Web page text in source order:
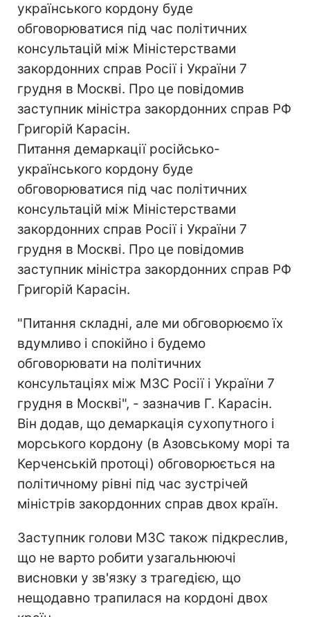
українського кордону буде
обговорюватися під час політичних
консультацій між Міністерствами
закордонних справ Росії і України 7
грудня в Москві. Про це повідомив
заступник міністра закордонних справ РФ
Григорій Карасін.
Питання демаркації російсько-
українського кордону буде
обговорюватися під час політичних
консультацій між Міністерствами
закордонних справ Росії і України 7
грудня в Москві. Про це повідомив
заступник міністра закордонних справ РФ
Григорій Карасін.
"Питання складні, але ми обговорюємо їх
вдумливо і спокійно і будемо
обговорювати на політичних
консультаціях між МЗС Росії і України 7
грудня в Москві", - зазначив Г. Карасін.
Він додав, що демаркація сухопутного і
морського кордону (в Азовському морі та
Керченській протоці) обговорюється на
політичному рівні під час зустрічей
міністрів закордонних справ двох країн.
Заступник голови МЗС також підкреслив,
що не варто робити узагальнюючі
висновки у зв'язку з трагедією, що
нещодавно трапилася на кордоні двох